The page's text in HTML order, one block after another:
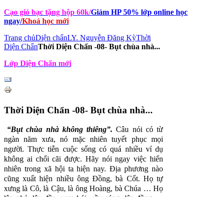
Cạo gió bạc tặng hộp 60k/Giảm HP 50% lớp online học
ngay/Khoá học mới
Trang chủDiện chẩnLY. Nguyễn Đăng KỳThời
Diện ChẩnThời Diện Chẩn -08- Bụt chùa nhà...
Lớp Diện Chẩn mới
Thời Diện Chẩn -08- Bụt chùa nhà...
“Bụt chùa nhà không thiêng”. Câu nói có từ
ngàn năm xưa, nó mặc nhiên tuyết phục mọi
người. Thực tiễn cuộc sống có quá nhiều ví dụ
không ai chối cãi được. Hãy nói ngay việc hiển
nhiên trong xã hội ta hiện nay. Địa phương nào
cũng xuất hiện nhiều ông Đồng, bà Cốt. Họ tự
xưng là Cô, là Cậu, là ông Hoàng, bà Chúa … Họ